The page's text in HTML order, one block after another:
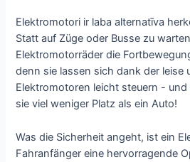
Elektromotori ir laba alternatīva
Statt auf Züge oder Busse zu
Elektromotorräder die
denn sie lassen sich dank der leise
Elektromotoren leicht steuern - und
sie viel weniger Platz als ein Auto!
Was die Sicherheit angeht, ist ein
Fahranfänger eine hervorragende